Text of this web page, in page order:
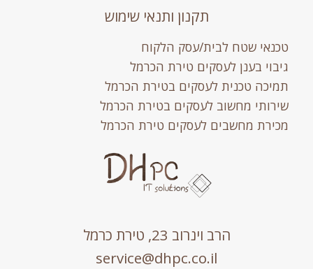
תקנון ותנאי שימוש
שטח לבית/עסק הלקוח
בענן לעסקים טירת הכרמל
טכנית לעסקים בטירת הכרמל
מחשוב לעסקים בטירת הכרמל
מחשבים לעסקים טירת הכרמל
הרב וינרוב 23, טירת כרמל
service@dhpc.co.il